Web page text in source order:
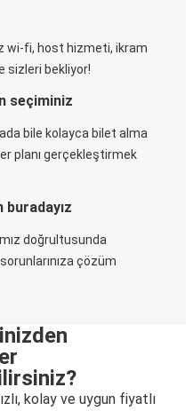
wi-fi, host hizmeti, ikram
sizleri bekliyor!
seçiminiz
bile kolayca bilet alma
planı gerçekleştirmek
doğrultusunda
çözüm
kolay ve uygun fiyatlı